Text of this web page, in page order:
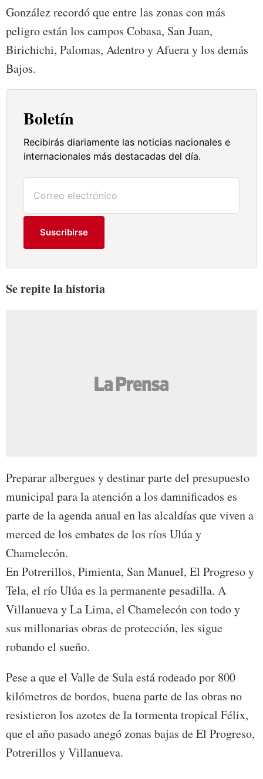
González recordó que entre las zonas con más
peligro están los campos Cobasa, San Juan,
Birichichi, Palomas, Adentro y Afuera y los demás
Bajos.
Boletín
Recibirás diariamente las noticias nacionales e
internacionales más destacadas del día.
Suscribirse
Se repite la historia
Preparar albergues y destinar parte del presupuesto
municipal para la atención a los damnificados es
parte de la agenda anual en las alcaldías que viven a
merced de los embates de los ríos Ulúa y
Chamelecón.
En Potrerillos, Pimienta, San Manuel, El Progreso y
Tela, el río Ulúa es la permanente pesadilla. A
Villanueva y La Lima, el Chamelecón con todo y
sus millonarias obras de protección, les sigue
robando el sueño.
Pese a que el Valle de Sula está rodeado por 800
kilómetros de bordos, buena parte de las obras no
resistieron los azotes de la tormenta tropical Félix,
que el año pasado anegó zonas bajas de El Progreso,
Potrerillos y Villanueva.